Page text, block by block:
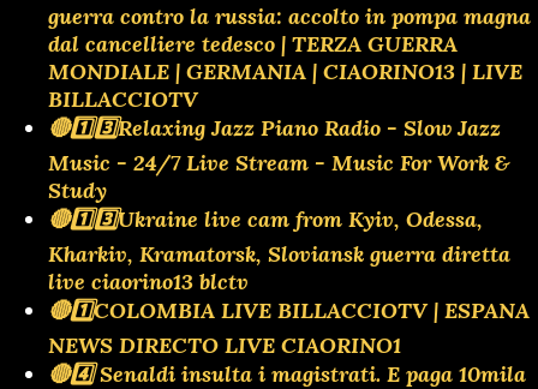
guerra contro la russia: accolto in pompa magna
dal cancelliere tedesco | TERZA GUERRA
MONDIALE | GERMANIA | CIAORINO13 | LIVE
BILLACCIOTV
🔴1️⃣3️⃣Relaxing Jazz Piano Radio - Slow Jazz
Music - 24/7 Live Stream - Music For Work &
Study
🔴1️⃣3️⃣Ukraine live cam from Kyiv, Odessa,
Kharkiv, Kramatorsk, Sloviansk guerra diretta
live ciaorino13 blctv
🔴1️⃣COLOMBIA LIVE BILLACCIOTV | ESPANA
NEWS DIRECTO LIVE CIAORINO1
🔴4️⃣ Senaldi insulta i magistrati. E paga 10mila